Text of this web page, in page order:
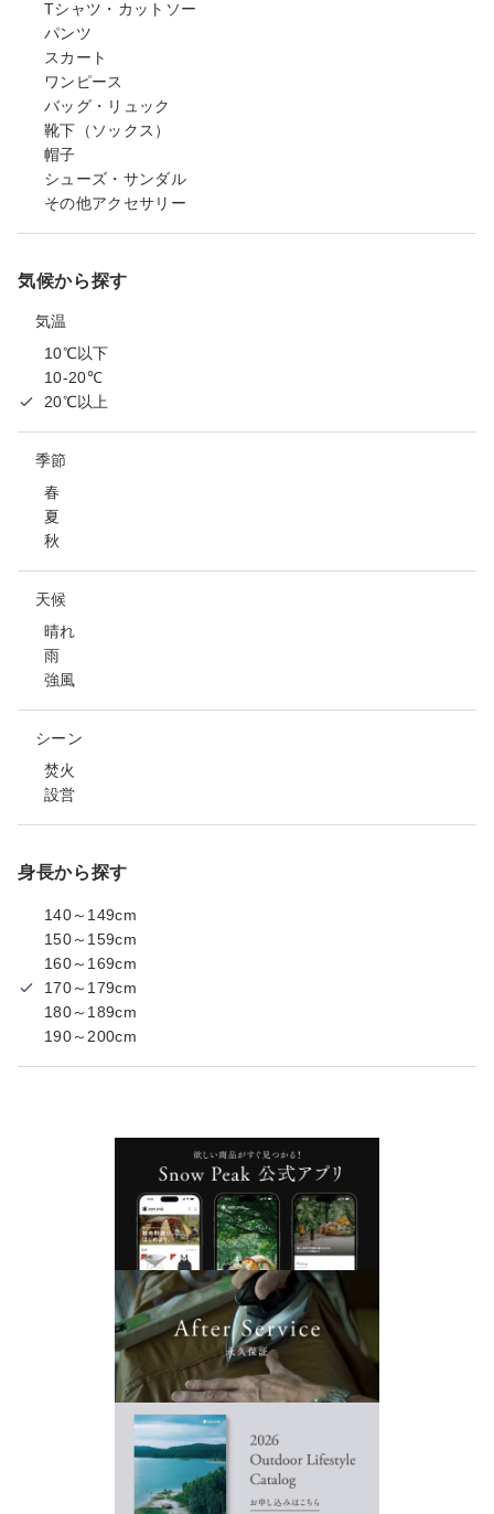
Tシャツ・カットソー
パンツ
スカート
ワンピース
バッグ・リュック
靴下（ソックス）
帽子
シューズ・サンダル
その他アクセサリー
気候から探す
気温
10℃以下
10-20℃
20℃以上
季節
春
夏
秋
天候
晴れ
雨
強風
シーン
焚火
設営
身長から探す
140～149cm
150～159cm
160～169cm
170～179cm
180～189cm
190～200cm